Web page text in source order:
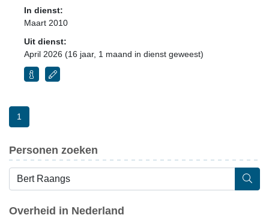
In dienst:
Maart 2010
Uit dienst:
April 2026 (16 jaar, 1 maand in dienst geweest)
1
Personen zoeken
Overheid in Nederland